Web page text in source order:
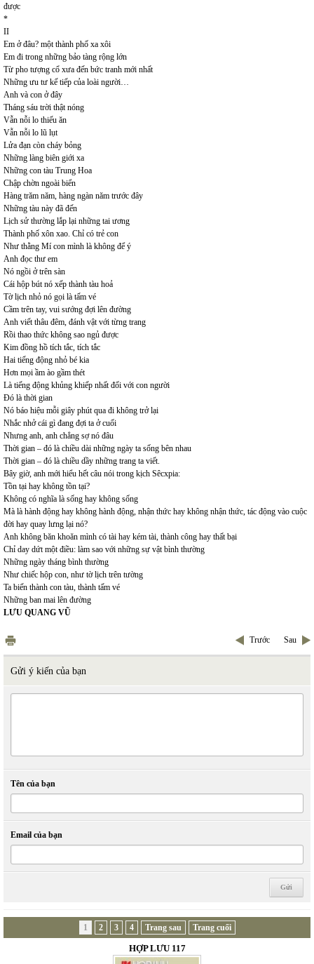
được
*
II
Em ở đâu? một thành phố xa xôi
Em đi trong những bảo tàng rộng lớn
Từ pho tượng cổ xưa đến bức tranh mới nhất
Những ưu tư kế tiếp của loài người…
Anh và con ở đây
Tháng sáu trời thật nóng
Vẫn nỗi lo thiếu ăn
Vẫn nỗi lo lũ lụt
Lửa đạn còn cháy bỏng
Những làng biên giới xa
Những con tàu Trung Hoa
Chập chờn ngoài biển
Hàng trăm năm, hàng ngàn năm trước đây
Những tàu này đã đến
Lịch sử thường lắp lại những tai ương
Thành phố xôn xao. Chỉ có trẻ con
Như thằng Mí con mình là không để ý
Anh đọc thư em
Nó ngồi ở trên sàn
Cái hộp bút nó xếp thành tàu hoả
Tờ lịch nhỏ nó gọi là tấm vé
Cầm trên tay, vui sướng đợi lên đường
Anh viết thâu đêm, đánh vật với từng trang
Rồi thao thức không sao ngủ được
Kim đồng hồ tích tắc, tích tắc
Hai tiếng động nhỏ bé kia
Hơn mọi ầm ào gầm thét
Là tiếng động khủng khiếp nhất đối với con người
Đó là thời gian
Nó báo hiệu mỗi giây phút qua đi không trở lại
Nhắc nhở cái gì đang đợi ta ở cuối
Nhưng anh, anh chẳng sợ nó đâu
Thời gian – đó là chiều dài những ngày ta sống bên nhau
Thời gian – đó là chiều dầy những trang ta viết.
Bây giờ, anh mới hiểu hết câu nói trong kịch Sêcxpia:
Tồn tại hay không tồn tại?
Không có nghĩa là sống hay không sống
Mà là hành động hay không hành động, nhận thức hay không nhận thức, tác động vào cuộc
đời hay quay lưng lại nó?
Anh không băn khoăn mình có tài hay kém tài, thành công hay thất bại
Chỉ day dứt một điều: làm sao với những sự vật bình thường
Những ngày tháng bình thường
Như chiếc hộp con, như tờ lịch trên tường
Ta biến thành con tàu, thành tấm vé
Những ban mai lên đường
LƯU QUANG VŨ
Trước Sau
Gửi ý kiến của bạn
Tên của bạn
Email của bạn
1 2 3 4 Trang sau Trang cuối
HỢP LƯU 117